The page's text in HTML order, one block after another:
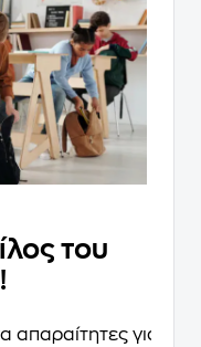
του
απαραίτητες για